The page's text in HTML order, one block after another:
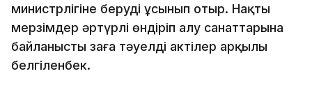
министрлігіне беруді ұсынып отыр. Нақты
мерзімдер әртүрлі өндіріп алу санаттарына
байланысты заңға тәуелді актілер арқылы
белгіленбек.